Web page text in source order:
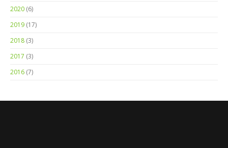
2020 (6)
2019 (17)
2018 (3)
2017 (3)
2016 (7)